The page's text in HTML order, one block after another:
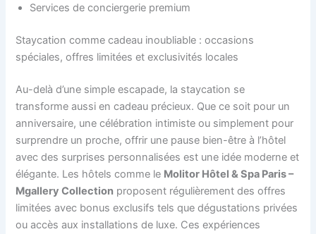
Services de conciergerie premium
Staycation comme cadeau inoubliable : occasions
spéciales, offres limitées et exclusivités locales
Au-delà d’une simple escapade, la staycation se
transforme aussi en cadeau précieux. Que ce soit pour un
anniversaire, une célébration intimiste ou simplement pour
surprendre un proche, offrir une pause bien-être à l’hôtel
avec des surprises personnalisées est une idée moderne et
élégante. Les hôtels comme le Molitor Hôtel & Spa Paris –
Mgallery Collection proposent régulièrement des offres
limitées avec bonus exclusifs tels que dégustations privées
ou accès aux installations de luxe. Ces expériences